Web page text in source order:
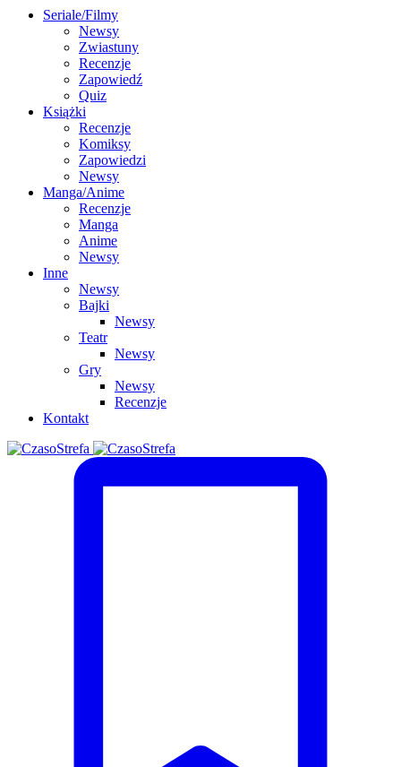
Seriale/Filmy
Newsy
Zwiastuny
Recenzje
Zapowiedź
Quiz
Książki
Recenzje
Komiksy
Zapowiedzi
Newsy
Manga/Anime
Recenzje
Manga
Anime
Newsy
Inne
Newsy
Bajki
Newsy
Teatr
Newsy
Gry
Newsy
Recenzje
Kontakt